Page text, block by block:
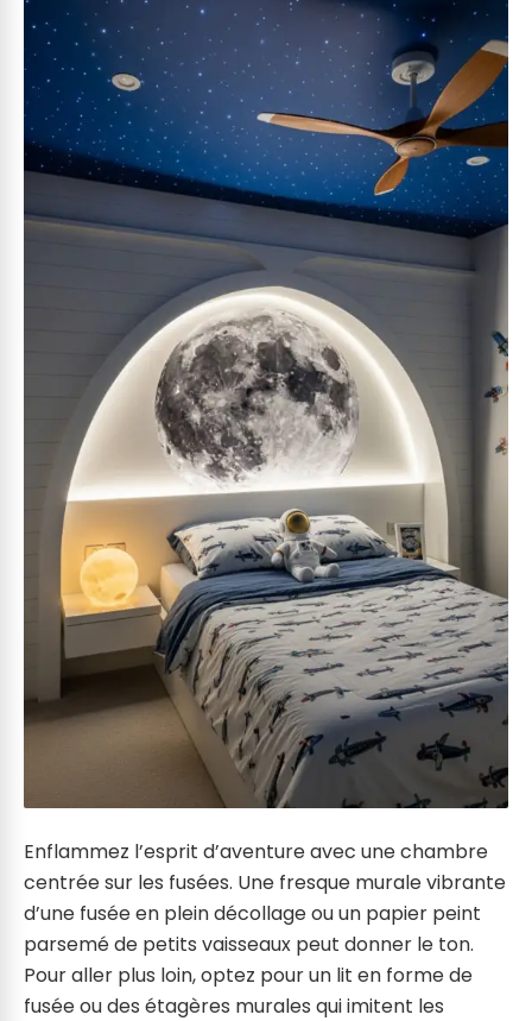
Enflammez l’esprit d’aventure avec une chambre
centrée sur les fusées. Une fresque murale vibrante
d’une fusée en plein décollage ou un papier peint
parsemé de petits vaisseaux peut donner le ton.
Pour aller plus loin, optez pour un lit en forme de
fusée ou des étagères murales qui imitent les